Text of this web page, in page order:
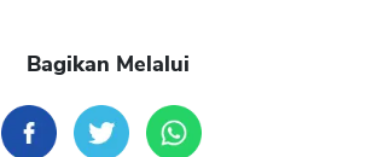
Bagikan Melalui